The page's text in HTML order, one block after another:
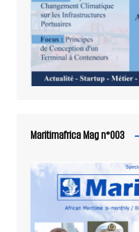
Maritimafrica Mag n°003